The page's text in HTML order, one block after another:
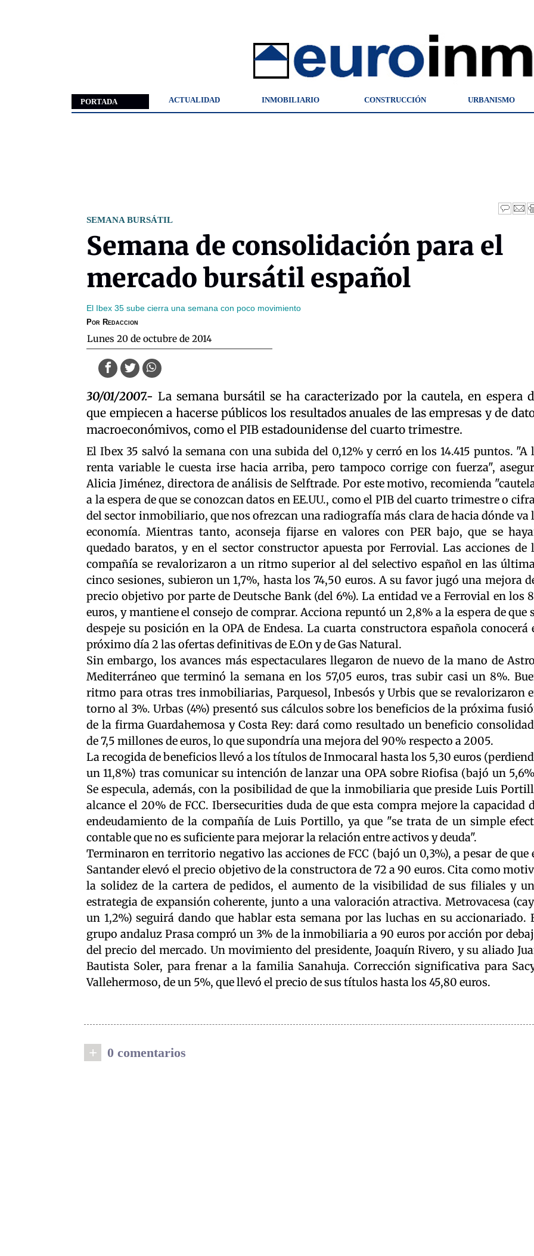
PORTADA ACTUALIDAD INMOBILIARIO CONSTRUCCIÓN URBANISMO
SEMANA BURSÁTIL
Semana de consolidación para el
mercado bursátil español
El Ibex 35 sube cierra una semana con poco movimiento
Por Redaccion
lunes 20 de octubre de 2014
30/01/2007.- La semana bursátil se ha caracterizado por la cautela, en espera
que empiecen a hacerse públicos los resultados anuales de las empresas y de
macroeconómivos, como el PIB estadounidense del cuarto trimestre.
El Ibex 35 salvó la semana con una subida del 0,12% y cerró en los 14.415 puntos. "A
renta variable le cuesta irse hacia arriba, pero tampoco corrige con fuerza",
Alicia Jiménez, directora de análisis de Selftrade. Por este motivo, recomienda
a la espera de que se conozcan datos en EE.UU., como el PIB del cuarto trimestre o
del sector inmobiliario, que nos ofrezcan una radiografía más clara de hacia dónde va
economía. Mientras tanto, aconseja fijarse en valores con PER bajo, que se
quedado baratos, y en el sector constructor apuesta por Ferrovial. Las acciones de
compañía se revalorizaron a un ritmo superior al del selectivo español en las
cinco sesiones, subieron un 1,7%, hasta los 74,50 euros. A su favor jugó una mejora
precio objetivo por parte de Deutsche Bank (del 6%). La entidad ve a Ferrovial en los
euros, y mantiene el consejo de comprar. Acciona repuntó un 2,8% a la espera de que
despeje su posición en la OPA de Endesa. La cuarta constructora española conocerá
próximo día 2 las ofertas definitivas de E.On y de Gas Natural.
Sin embargo, los avances más espectaculares llegaron de nuevo de la mano de
Mediterráneo que terminó la semana en los 57,05 euros, tras subir casi un 8%.
ritmo para otras tres inmobiliarias, Parquesol, Inbesós y Urbis que se revalorizaron
torno al 3%. Urbas (4%) presentó sus cálculos sobre los beneficios de la próxima
de la firma Guardahemosa y Costa Rey: dará como resultado un beneficio
de 7,5 millones de euros, lo que supondría una mejora del 90% respecto a 2005.
La recogida de beneficios llevó a los títulos de Inmocaral hasta los 5,30 euros
un 11,8%) tras comunicar su intención de lanzar una OPA sobre Riofisa (bajó un
Se especula, además, con la posibilidad de que la inmobiliaria que preside Luis
alcance el 20% de FCC. Ibersecurities duda de que esta compra mejore la capacidad
endeudamiento de la compañía de Luis Portillo, ya que "se trata de un simple
contable que no es suficiente para mejorar la relación entre activos y deuda".
Terminaron en territorio negativo las acciones de FCC (bajó un 0,3%), a pesar de que
Santander elevó el precio objetivo de la constructora de 72 a 90 euros. Cita como
la solidez de la cartera de pedidos, el aumento de la visibilidad de sus filiales y
estrategia de expansión coherente, junto a una valoración atractiva. Metrovacesa
un 1,2%) seguirá dando que hablar esta semana por las luchas en su accionariado.
grupo andaluz Prasa compró un 3% de la inmobiliaria a 90 euros por acción por
del precio del mercado. Un movimiento del presidente, Joaquín Rivero, y su aliado
Bautista Soler, para frenar a la familia Sanahuja. Corrección significativa para
Vallehermoso, de un 5%, que llevó el precio de sus títulos hasta los 45,80 euros.
+ 0 comentarios